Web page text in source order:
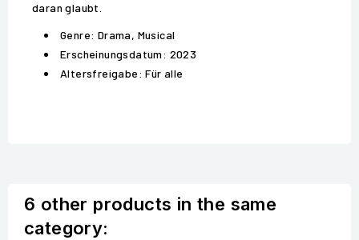
daran glaubt.
Genre: Drama, Musical
Erscheinungsdatum: 2023
Altersfreigabe: Für alle
6 other products in the same
category: